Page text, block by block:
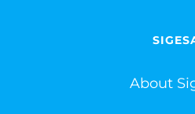
About